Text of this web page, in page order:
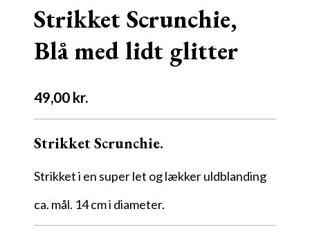
Strikket Scrunchie,
Blå med lidt glitter
49,00 kr.
Strikket Scrunchie.
Strikket i en super let og lækker uldblanding
ca. mål. 14 cm i diameter.